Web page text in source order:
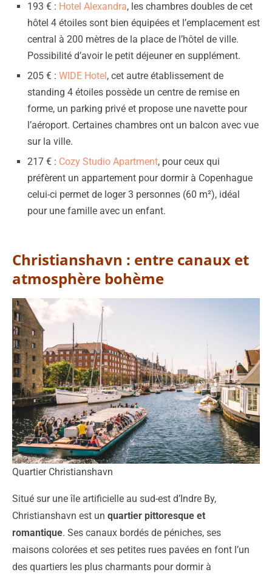
193 € : Hotel Alexandra, les chambres doubles de cet
hôtel 4 étoiles sont bien équipées et l’emplacement est
central à 200 mètres de la place de l’hôtel de ville.
Possibilité d’avoir le petit déjeuner en supplément.
205 € : WIDE Hotel , cet autre établissement de
standing 4 étoiles possède un centre de remise en
forme, un parking privé et propose une navette pour
l’aéroport. Certaines chambres ont un balcon avec vue
sur la ville.
217 € : Cozy Studio Apartment, pour ceux qui
préfèrent un appartement pour dormir à Copenhague
celui-ci permet de loger 3 personnes (60 m²), idéal
pour une famille avec un enfant.
Christianshavn : entre canaux et
atmosphère bohème
Quartier Christianshavn
Situé sur une île artificielle au sud-est d’Indre By,
Christianshavn est un quartier pittoresque et
romantique. Ses canaux bordés de péniches, ses
maisons colorées et ses petites rues pavées en font l’un
des quartiers les plus charmants pour dormir à